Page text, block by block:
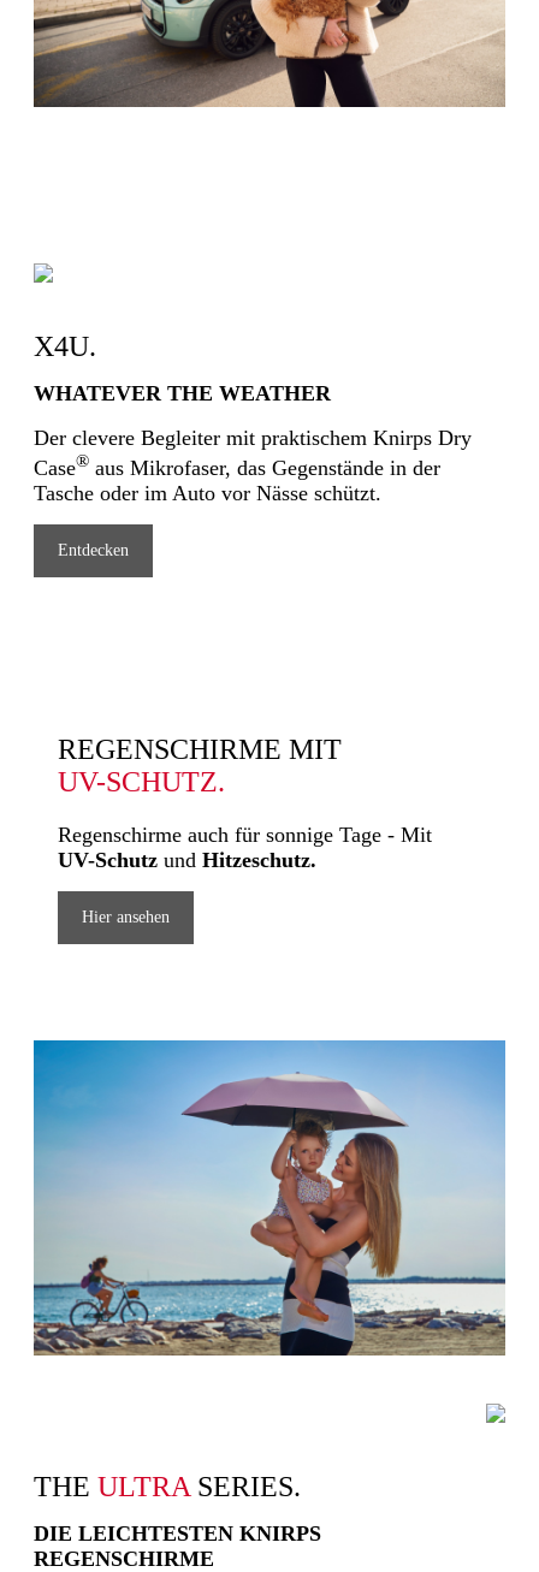
X4U.
WHATEVER THE WEATHER
Der clevere Begleiter mit praktischem Knirps Dry
Case® aus Mikrofaser, das Gegenstände in der
Tasche oder im Auto vor Nässe schützt.
Entdecken
REGENSCHIRME MIT
UV-SCHUTZ.
Regenschirme auch für sonnige Tage - Mit
UV-Schutz und Hitzeschutz.
Hier ansehen
THE ULTRA SERIES.
DIE LEICHTESTEN KNIRPS
REGENSCHIRME